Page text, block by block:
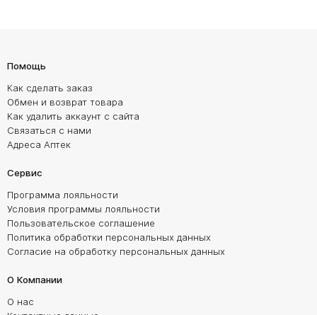
Помощь
Как сделать заказ
Обмен и возврат товара
Как удалить аккаунт с сайта
Связаться с нами
Адреса Аптек
Сервис
Программа лояльности
Условия программы лояльности
Пользовательское соглашение
Политика обработки персональных данных
Согласие на обработку персональных данных
О Компании
О нас